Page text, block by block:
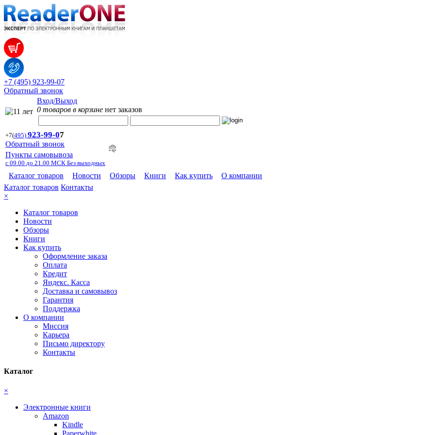
+7 (495) 923-99-07
Обратный звонок
Вход/Выход
0 товаров в корзине нет заказов
+7(495) 923-99-07
Обратный звонок
Пункты самовывоза
с 09.00 до 21.00 МСК Без выходных
Каталог товаров Новости Обзоры Книги Как купить
О компании
Каталог товаров Контакты
×
Каталог товаров
Новости
Обзоры
Книги
Как купить
Оформление заказа
Оплата
Кредит
Яндекс. Касса
Доставка и самовывоз
Гарантия
Поддержка
О компании
Миссия
Карьера
Письмо директору
Контакты
Каталог
×
Электронные книги
Amazon
Kindle
Paperwhite